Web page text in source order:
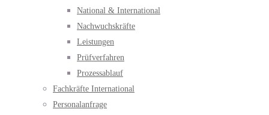
National & International
Nachwuchskräfte
Leistungen
Prüfverfahren
Prozessablauf
Fachkräfte International
Personalanfrage